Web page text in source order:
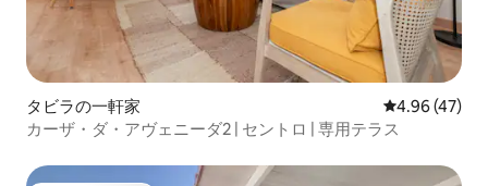
タビラの一軒家 レビュー47
4.96 (47)
カーザ・ダ・アヴェニーダ2 | セントロ | 専用テラス